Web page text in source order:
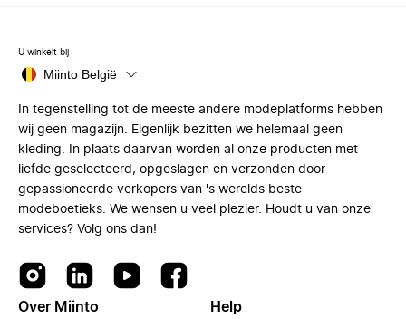
U winkelt bij
Miinto België
In tegenstelling tot de meeste andere modeplatforms hebben
wij geen magazijn. Eigenlijk bezitten we helemaal geen
kleding. In plaats daarvan worden al onze producten met
liefde geselecteerd, opgeslagen en verzonden door
gepassioneerde verkopers van 's werelds beste
modeboetieks. We wensen u veel plezier. Houdt u van onze
services? Volg ons dan!
Over Miinto Help